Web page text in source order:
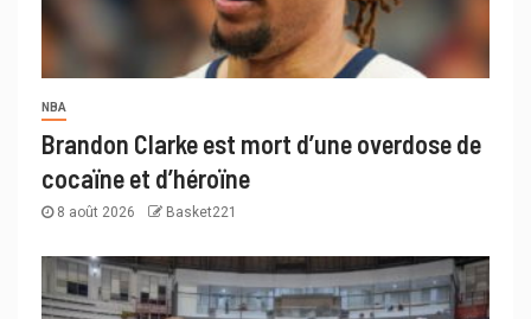
NBA
Brandon Clarke est mort d’une overdose de
cocaïne et d’héroïne
8 août 2026 Basket221